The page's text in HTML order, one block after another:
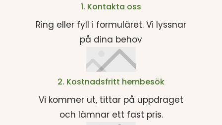
1. Kontakta oss
Ring eller fyll i formuläret. Vi lyssnar
på dina behov
2. Kostnadsfritt hembesök
Vi kommer ut, tittar på uppdraget
och lämnar ett fast pris.